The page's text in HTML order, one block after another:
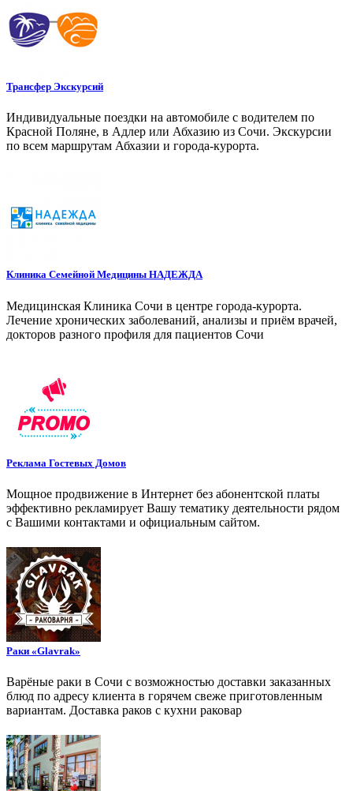
Трансфер Экскурсий
Индивидуальные поездки на автомобиле с водителем по
Красной Поляне, в Адлер или Абхазию из Сочи. Экскурсии
по всем маршрутам Абхазии и города-курорта.
Клиника Семейной Медицины НАДЕЖДА
Медицинская Клиника Сочи в центре города-курорта.
Лечение хронических заболеваний, анализы и приём врачей,
докторов разного профиля для пациентов Сочи
Реклама Гостевых Домов
Мощное продвижение в Интернет без абонентской платы
эффективно рекламирует Вашу тематику деятельности рядом
с Вашими контактами и официальным сайтом.
Раки «Glavrak»
Варёные раки в Сочи с возможностью доставки заказанных
блюд по адресу клиента в горячем свеже приготовленным
вариантам. Доставка раков с кухни раковар